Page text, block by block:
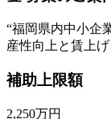
“福岡県内中小企
産性向上と賃上げ
補助上限額
2,250万円